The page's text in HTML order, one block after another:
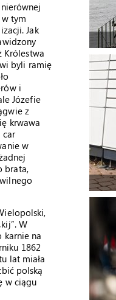
tym
Jak
Królestwa
byli ramię
i
Józefie
z
krwawa
car
w
brata,
W
karnie na
1862
lat miała
polską
w ciągu